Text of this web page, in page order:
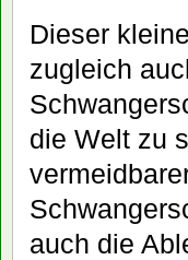
Dieser
zugleich
die Welt zu
auch die